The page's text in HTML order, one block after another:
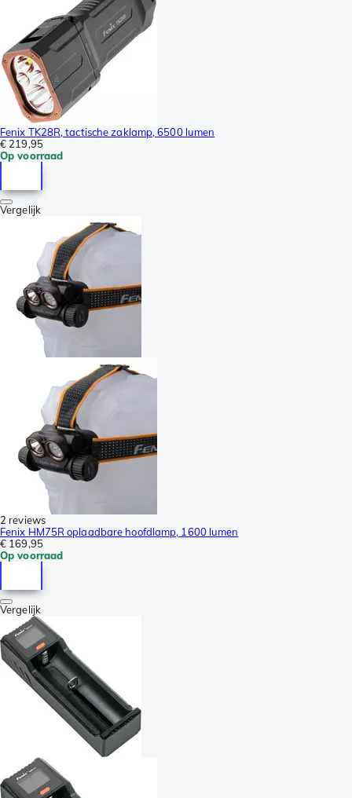
Fenix TK28R, tactische zaklamp, 6500 lumen
€ 219,95
Op voorraad
Vergelijk
2 reviews
Fenix HM75R oplaadbare hoofdlamp, 1600 lumen
€ 169,95
Op voorraad
Vergelijk